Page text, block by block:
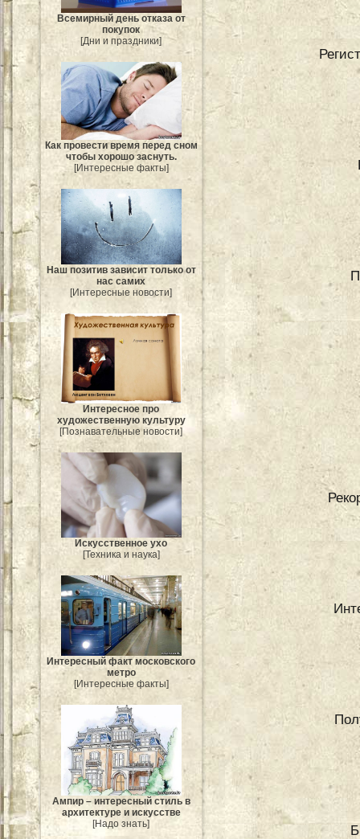
Всемирный день отказа от
покупок
[Дни и праздники]
Как провести время перед сном
чтобы хорошо заснуть.
[Интересные факты]
Наш позитив зависит только от
нас самих
[Интересные новости]
Интересное про
художественную культуру
[Познавательные новости]
Искусственное ухо
[Техника и наука]
Интересный факт московского
метро
[Интересные факты]
Ампир – интересный стиль в
архитектуре и искусстве
[Надо знать]